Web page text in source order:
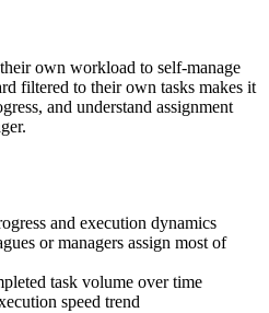
own workload to self-manage
filtered to their own tasks makes it
and understand assignment
and execution dynamics
or managers assign most of
task volume over time
speed trend